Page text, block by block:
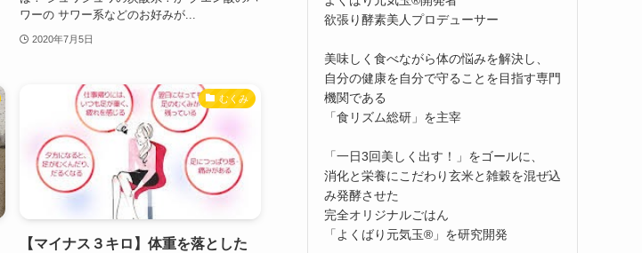
ワーの サワー系などのお好みが...
2020年7月5日
むくみ
【マイナス３キロ】体重を落とした
欲張り酵素美人プロデューサー
美味しく食べながら体の悩みを解決し、
自分の健康を自分で守ることを目指す専門
機関である
「食リズム総研」を主宰
「一日3回美しく出す！」をゴールに、
消化と栄養にこだわり玄米と雑穀を混ぜ込
み発酵させた
完全オリジナルごはん
「よくばり元気玉®」を研究開発